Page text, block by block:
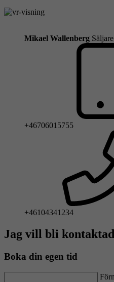
Mikael Wallenberg Säljare
+46706015755
+46104341234
Jag vill bli
Boka din egen tid